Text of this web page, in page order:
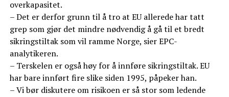
overkapasitet.
– Det er derfor grunn til å tro at EU allerede har tatt
grep som gjør det mindre nødvendig å gå til et bredt
sikringstiltak som vil ramme Norge, sier EPC-
analytikeren.
– Terskelen er også høy for å innføre sikringstiltak. EU
har bare innført fire slike siden 1995, påpeker han.
– Vi bør diskutere om risikoen er så stor som ledende